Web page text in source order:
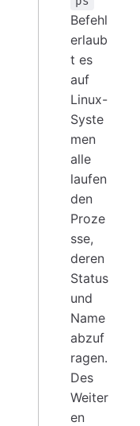
Befehl
erlaub
t es
auf
Linux-
Syste
men
alle
laufen
den
Proze
sse,
deren
Status
und
Name
abzuf
ragen.
Des
Weiter
en